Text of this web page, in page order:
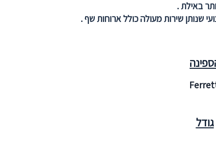
גודל
שנותן שירות מעולה כולל ארוחות שף .